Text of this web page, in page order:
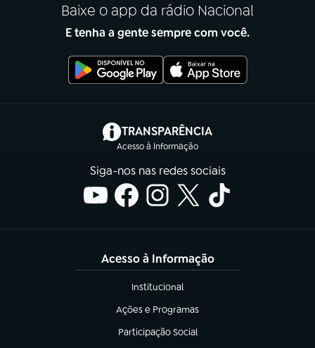
Baixe o app da rádio Nacional
E tenha a gente sempre com você.
TRANSPARÊNCIA
Acesso à Informação
(abre em nova aba)
Siga-nos nas redes sociais
Acesso à Informação
Institucional
(abre em nova aba)
Ações e Programas
(abre em nova aba)
Participação Social
(abre em nova aba)